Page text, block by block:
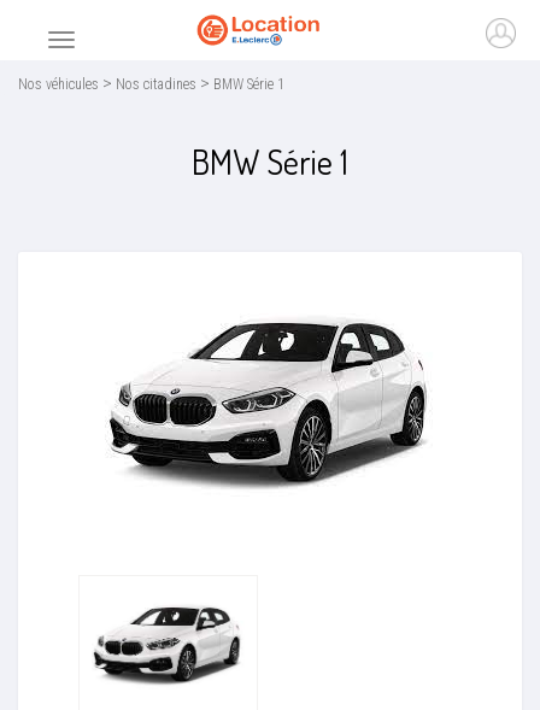
Menu principal
Accueil
Nos véhicules > Nos citadines > BMW Série 1
BMW Série 1